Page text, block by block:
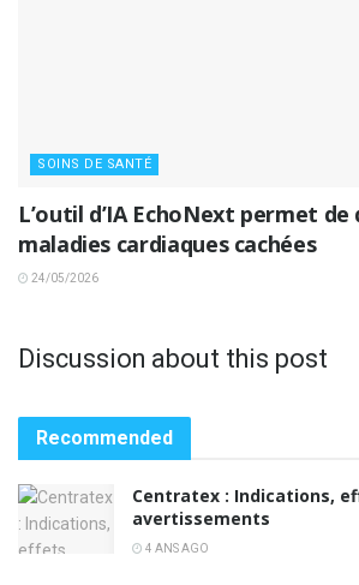
SOINS DE SANTÉ
L’outil d’IA EchoNext permet
maladies cardiaques cachées
24/05/2026
Discussion about this post
Recommended
Centratex : Indications,
avertissements
4 ANS AGO